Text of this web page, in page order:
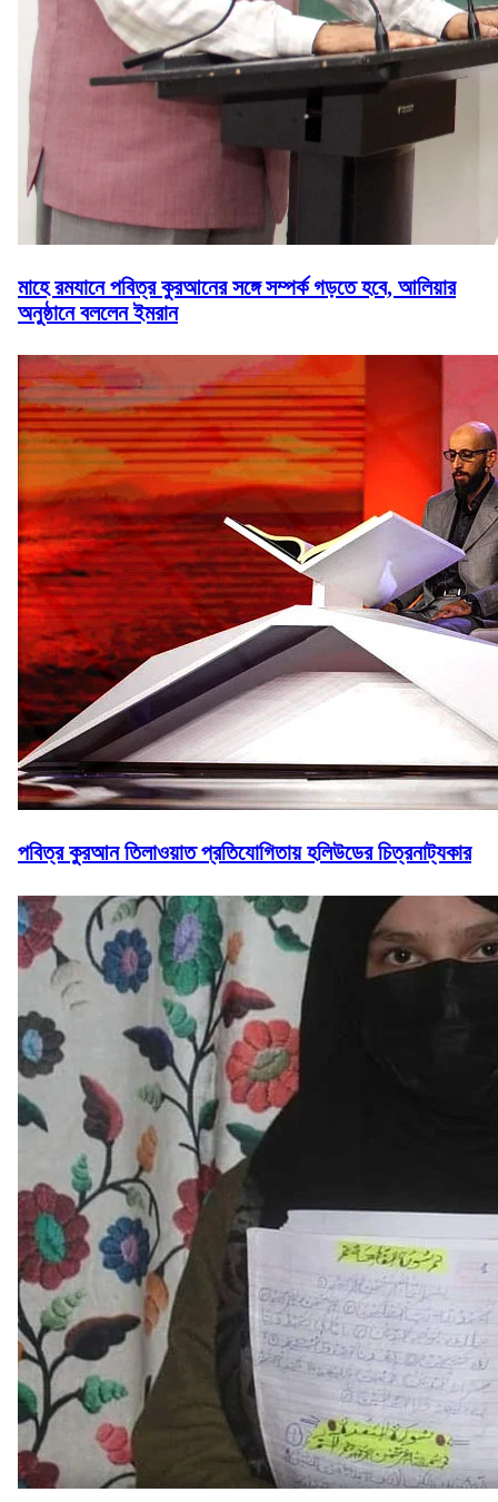
মাহে রমযানে পবিত্র কুরআনের সঙ্গে সম্পর্ক গড়তে হবে, আলিয়ার
অনুষ্ঠানে বললেন ইমরান
পবিত্র কুরআন তিলাওয়াত প্রতিযোগিতায় হলিউডের চিত্রনাট্যকার